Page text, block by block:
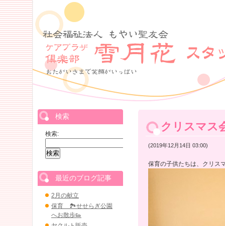
クリスマス
(2019年12月14日 03:00)
保育の子供たちは、クリス
検索
検索:
最近のブログ記事
2月の献立
保育 🏞せせらぎ公園
へお散歩👟